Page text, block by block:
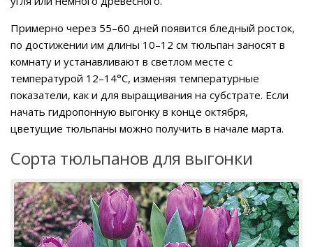
Примерно через 55–60 дней появится бледный росток,
по достижении им длины 10–12 см тюльпан заносят в
комнату и устанавливают в светлом месте с
температурой 12–14°C, изменяя температурные
показатели, как и для выращивания на субстрате. Если
начать гидропонную выгонку в конце октября,
цветущие тюльпаны можно получить в начале марта.
Сорта тюльпанов для выгонки